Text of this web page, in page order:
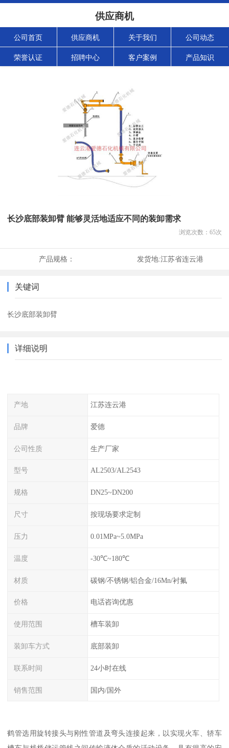
供应商机
公司首页 供应商机 关于我们 公司动态
荣誉认证 招聘中心 客户案例 产品知识
长沙底部装卸臂 能够灵活地适应不同的装卸需求
浏览次数： 65次
产品规格： 发货地:江苏省连云港
关键词
长沙底部装卸臂
详细说明
产地 江苏连云港
品牌 爱德
公司性质 生产厂家
型号 AL2503/AL2543
规格 DN25~DN200
尺寸 按现场要求定制
压力 0.01MPa~5.0MPa
温度 -30℃~180℃
材质 碳钢/不锈钢/铝合金/16Mn/衬氟
价格 电话咨询优惠
使用范围 槽车装卸
装卸车方式 底部装卸
联系时间 24小时在线
销售范围 国内/国外
鹤管选用旋转接头与刚性管道及弯头连接起来，以实现火车、轿车